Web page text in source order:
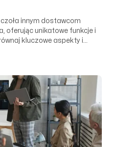
innym dostawcom
oferując unikatowe funkcje i
kluczowe aspekty i